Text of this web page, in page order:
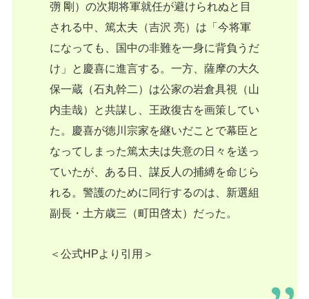
彅 剛）の次期将軍就任が避けられぬと目
される中、篤太夫（吉沢 亮）は「今将軍
になっても、国中の非難を一身に背負うだ
け」と慶喜に進言する。一方、薩摩の大久
保一蔵（石丸幹二）は公家の岩倉具視（山
内圭哉）と共謀し、王政復古を画策してい
た。慶喜が徳川宗家を継いだことで幕臣と
なってしまった篤太夫は失意の日々を送っ
ていたが、ある日、謀反人の捕縛を命じら
れる。警護のために同行するのは、新選組
副長・土方歳三（町田啓太）だった。
＜公式HPより引用＞